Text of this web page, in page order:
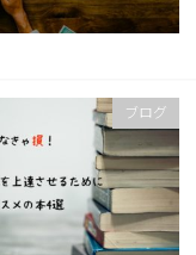
ブログ